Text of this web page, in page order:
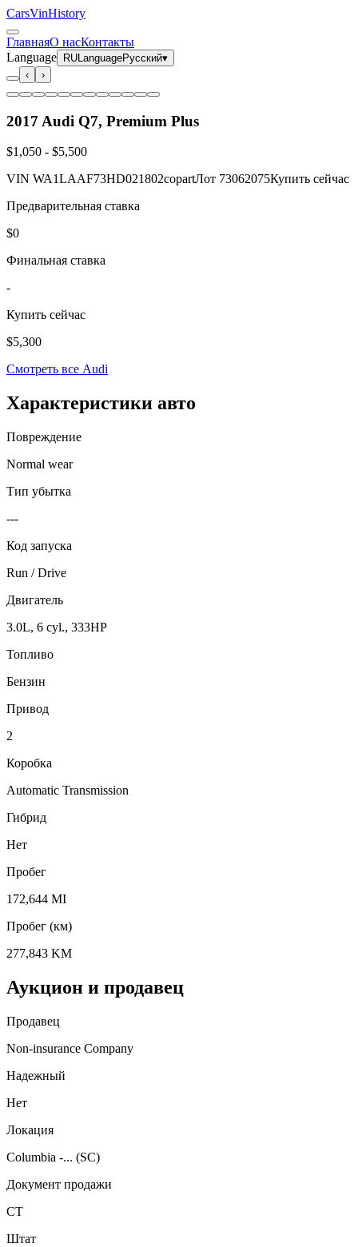
CarsVinHistory
ГлавнаяО насКонтакты
Language
RULanguageРусский▾
‹
›
2017 Audi Q7, Premium Plus
$1,050 - $5,500
VIN WA1LAAF73HD021802copartЛот 73062075Купить сейчас
Предварительная ставка
$0
Финальная ставка
-
Купить сейчас
$5,300
Смотреть все Audi
Характеристики авто
Повреждение
Normal wear
Тип убытка
---
Код запуска
Run / Drive
Двигатель
3.0L, 6 cyl., 333HP
Топливо
Бензин
Привод
2
Коробка
Automatic Transmission
Гибрид
Нет
Пробег
172,644 MI
Пробег (км)
277,843 KM
Аукцион и продавец
Продавец
Non-insurance Company
Надежный
Нет
Локация
Columbia -... (SC)
Документ продажи
CT
Штат